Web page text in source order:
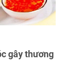
gây thương